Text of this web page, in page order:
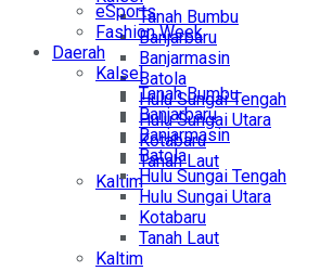
Tanah Bumbu
Banjarbaru
Banjarmasin
Batola
Hulu Sungai Tengah
Hulu Sungai Utara
Kotabaru
Tanah Laut
Kaltim
eSports
Fashion Week
Daerah
Kalsel
Tanah Bumbu
Banjarbaru
Banjarmasin
Batola
Hulu Sungai Tengah
Hulu Sungai Utara
Kotabaru
Tanah Laut
Kaltim